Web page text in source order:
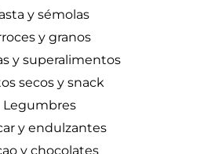
y sémolas
y granos
y superalimentos
secos y snack
Legumbres
y endulzantes
y chocolates